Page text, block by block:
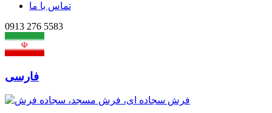
تماس با ما
0913 276 5583
فارسی